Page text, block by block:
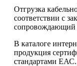
Отгрузка
соответствии с
сопровождающий
В каталоге
продукция
стандартами ЕАС.